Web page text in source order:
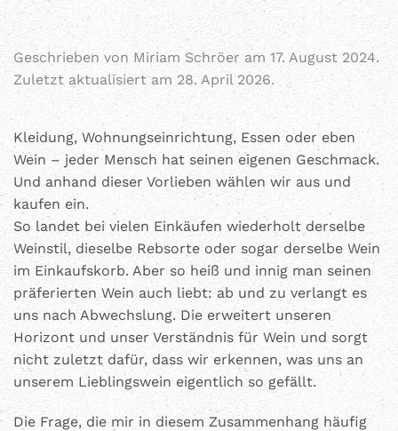
Geschrieben von Miriam Schröer am 17. August 2024.
Zuletzt aktualisiert am 28. April 2026.
Kleidung, Wohnungseinrichtung, Essen oder eben
Wein – jeder Mensch hat seinen eigenen Geschmack.
Und anhand dieser Vorlieben wählen wir aus und
kaufen ein.
So landet bei vielen Einkäufen wiederholt derselbe
Weinstil, dieselbe Rebsorte oder sogar derselbe Wein
im Einkaufskorb. Aber so heiß und innig man seinen
präferierten Wein auch liebt: ab und zu verlangt es
uns nach Abwechslung. Die erweitert unseren
Horizont und unser Verständnis für Wein und sorgt
nicht zuletzt dafür, dass wir erkennen, was uns an
unserem Lieblingswein eigentlich so gefällt.
Die Frage, die mir in diesem Zusammenhang häufig